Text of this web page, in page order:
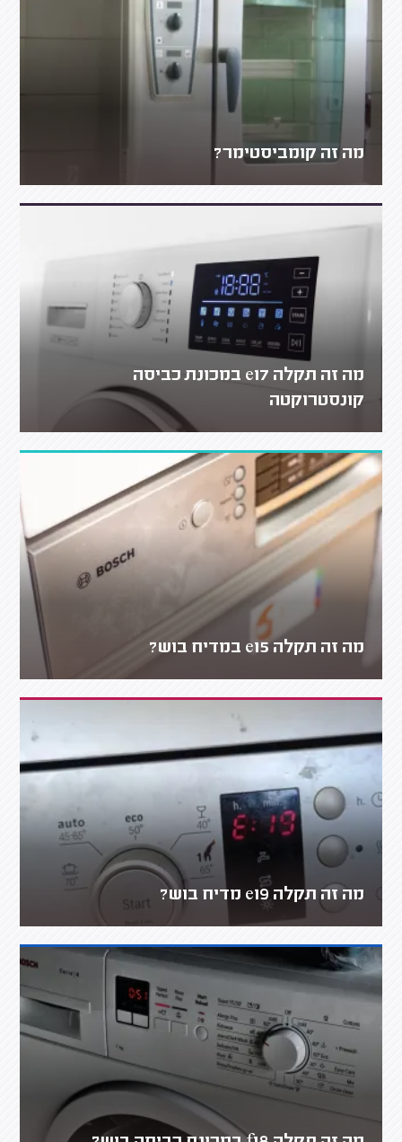
מה זה קומביסטימר?
מה זה תקלה e17 במכונת כביסה
קונסטרוקטה
מה זה תקלה e15 במדיח בוש?
מה זה תקלה e19 מדיח בוש?